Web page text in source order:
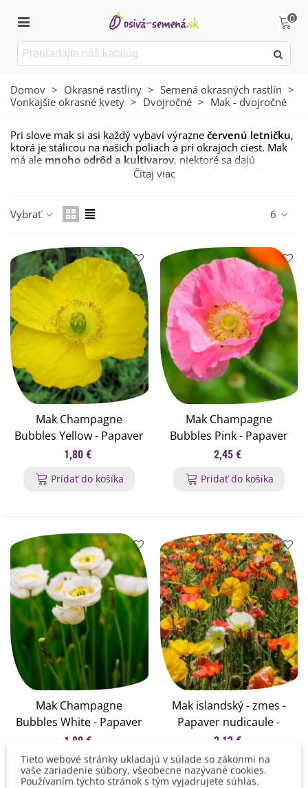
0
Domov > Okrasné rastliny > Semená okrasných rastlín >
Vonkajšie okrasné kvety > Dvojročné > Mak - dvojročné
Pri slove mak si asi každý vybaví výrazne červenú letničku,
ktorá je stálicou na našich poliach a pri okrajoch ciest. Mak
má ale mnoho odrôd a kultivarov, niektoré sa dajú
dokonca pestovať ako
trvalkya jeho kvety hrajú všetkými
Aj preto bymaknemal chýbať ani na vašej záhradke. Môžete
si vybrať z rôznych farieb a tvarov od nežné bielej, cez
tiež hodia na pestovanie v
kvetináčoch a ďalších nádobách.
Čítaj viac
Vybrať 6
Mak Champagne
Bubbles Yellow - Papaver
nudicaule - semená
1,80 €
Pridať do košíka
Mak Champagne
Bubbles Pink - Papaver
nudicaule - semená
2,45 €
Pridať do košíka
Mak Champagne
Bubbles White - Papaver
nudicaule - semená
maku - 20 ks
1,80 €
Pridať do košíka
Mak islandský - zmes -
Papaver nudicaule -
semená maku - 50 ks
2,12 €
Pridať do košíka
Tieto webové stránky ukladajú v súlade so zákonmi na
vaše zariadenie súbory, všeobecne nazývané cookies.
Používaním týchto stránok s tým vyjadrujete súhlas.